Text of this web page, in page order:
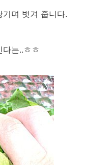
며 벗겨 줍니다.
는..ㅎㅎ